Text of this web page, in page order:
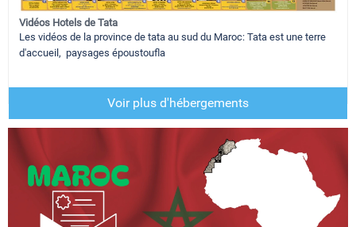
Vidéos Hotels de Tata
Les vidéos de la province de tata au sud du Maroc: Tata est une terre
d'accueil, paysages époustoufla
Voir plus d'hébergements